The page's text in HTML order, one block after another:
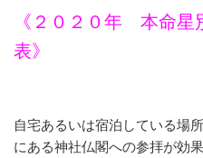
《２０２０年 本命星
表》
自宅あるいは宿泊している場
にある神社仏閣への参拝が効果